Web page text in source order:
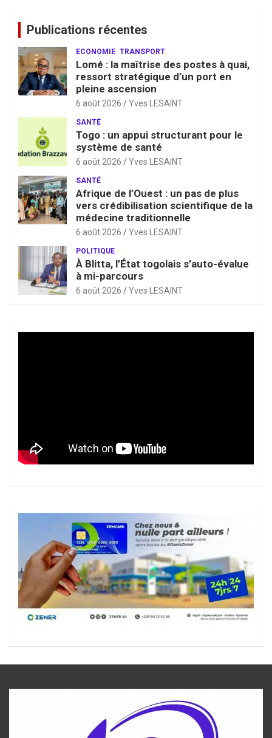
Publications récentes
ECONOMIE TRANSPORT
Lomé : la maîtrise des postes à quai,
ressort stratégique d’un port en
pleine ascension
6 août 2026 Yves LESAINT
SANTÉ
Togo : un appui structurant pour le
système de santé
6 août 2026 Yves LESAINT
SANTÉ
Afrique de l’Ouest : un pas de plus
vers crédibilisation scientifique de la
médecine traditionnelle
6 août 2026 Yves LESAINT
POLITIQUE
À Blitta, l’État togolais s’auto-évalue
à mi-parcours
6 août 2026 Yves LESAINT